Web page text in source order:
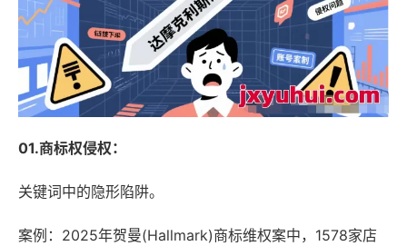
01.商标权侵权：
关键词中的隐形陷阱。
案例：2025年贺曼(Hallmark)商标维权案中，1578家店